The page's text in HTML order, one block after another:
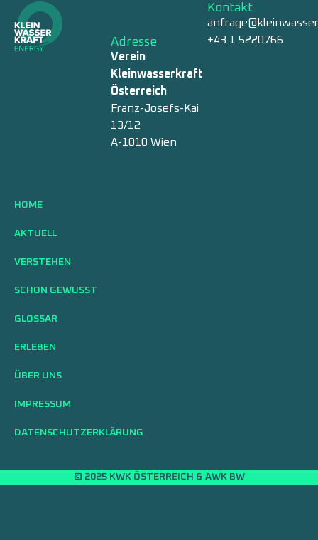
Adresse
Verein
Kleinwasserkraft
Österreich
Franz-Josefs-Kai
13/12
A-1010 Wien
Kontakt
+43 1 5220766
HOME
AKTUELL
VERSTEHEN
SCHON GEWUSST
GLOSSAR
ERLEBEN
ÜBER UNS
IMPRESSUM
DATENSCHUTZERKLÄRUNG
© 2025 KWK ÖSTERREICH & AWK BW